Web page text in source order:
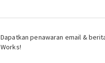
Dapatkan penawaran email &
Works!